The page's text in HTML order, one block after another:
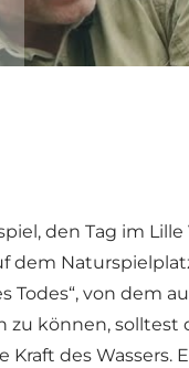
den Tag im
von dem
können,
des